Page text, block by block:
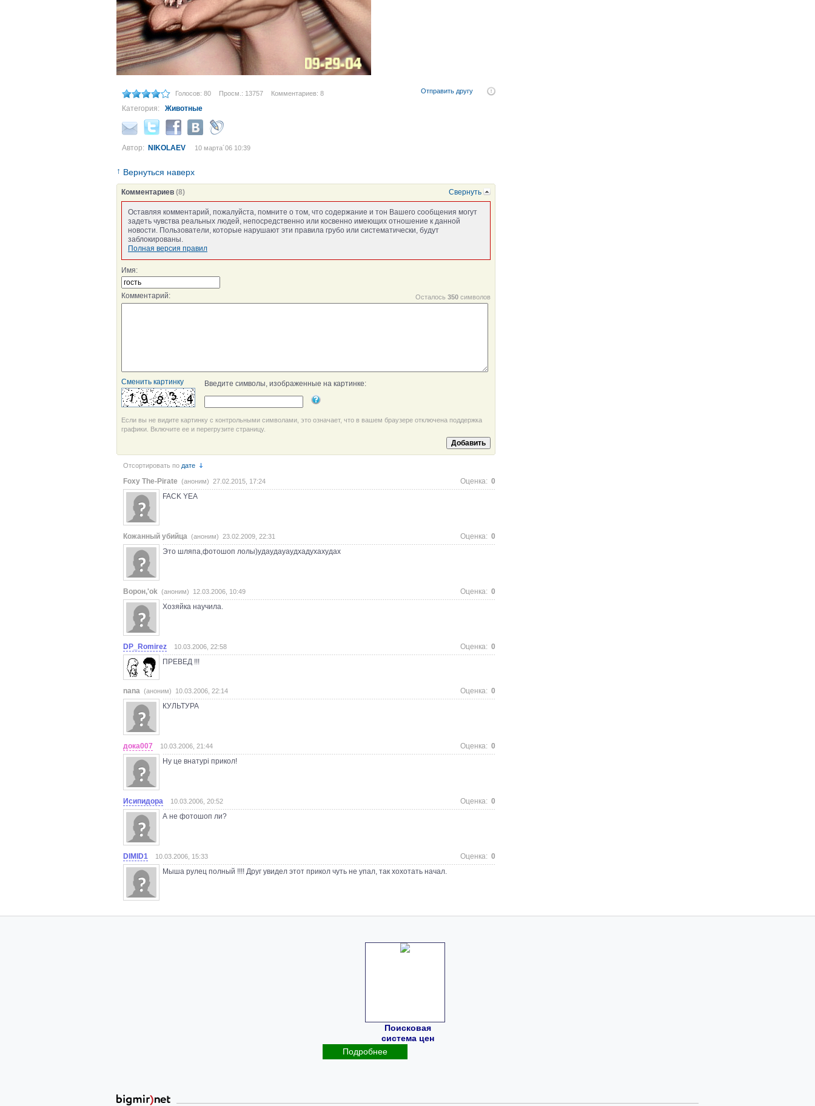
Голосов: 80 Просм.: 13757 Комментариев: 8 Отправить другу
Категория: Животные
Автор: NIKOLAEV 10 марта´06 10:39
↑ Вернуться наверх
Свернуть
Комментариев (8)
Оставляя комментарий, пожалуйста, помните о том, что содержание и тон Вашего сообщения могут
задеть чувства реальных людей, непосредственно или косвенно имеющих отношение к данной
новости. Пользователи, которые нарушают эти правила грубо или систематически, будут
заблокированы.
Полная версия правил
Имя:
Осталось 350 символов
Комментарий:
Сменить картинку Введите символы, изображенные на картинке:
Если вы не видите картинку с контрольными символами, это означает, что в вашем браузере отключена поддержка
графики. Включите ее и перегрузите страницу.
Отсортировать по дате
Foxy The-Pirate (аноним) 27.02.2015, 17:24 Оценка: 0
FACK YEA
Кожанный убийца (аноним) 23.02.2009, 22:31 Оценка: 0
Это шляпа,фотошоп лолы)удаудауаудхадухахудах
Ворон,'ok (аноним) 12.03.2006, 10:49 Оценка: 0
Хозяйка научила.
DP_Romirez 10.03.2006, 22:58 Оценка: 0
ПРЕВЕД !!!
nana (аноним) 10.03.2006, 22:14 Оценка: 0
КУЛЬТУРА
дока007 10.03.2006, 21:44 Оценка: 0
Ну це внатурі прикол!
Исипидора 10.03.2006, 20:52 Оценка: 0
А не фотошоп ли?
DIMID1 10.03.2006, 15:33 Оценка: 0
Мыша рулец полный !!!! Друг увидел этот прикол чуть не упал, так хохотать начал.
Поисковая
система цен
Подробнее